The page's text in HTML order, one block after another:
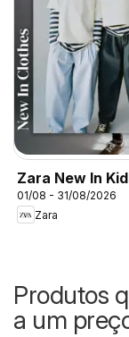
Zara New In
01/08 - 31/08/2026
Zara
Produtos
a um